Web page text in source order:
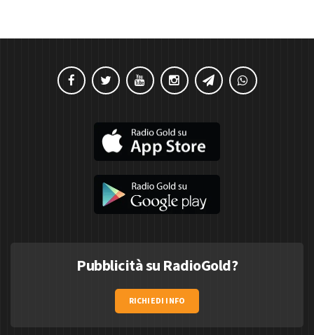
Pubblicità su RadioGold?
RICHIEDI INFO